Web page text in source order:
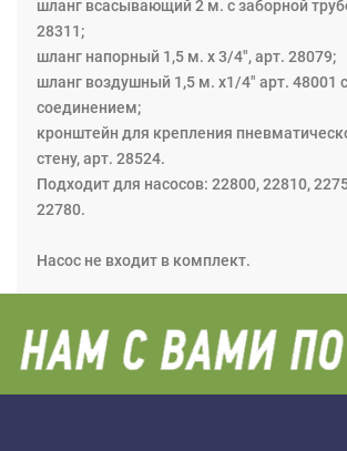
шланг всасывающий 2 м. с заборной
28311;
шланг напорный 1,5 м. х 3/4", арт. 28079;
шланг воздушный 1,5 м. х1/4" арт. 48001
соединением;
кронштейн для крепления
стену, арт. 28524.
Подходит для насосов: 22800, 22810,
22780.
Насос не входит в комплект.